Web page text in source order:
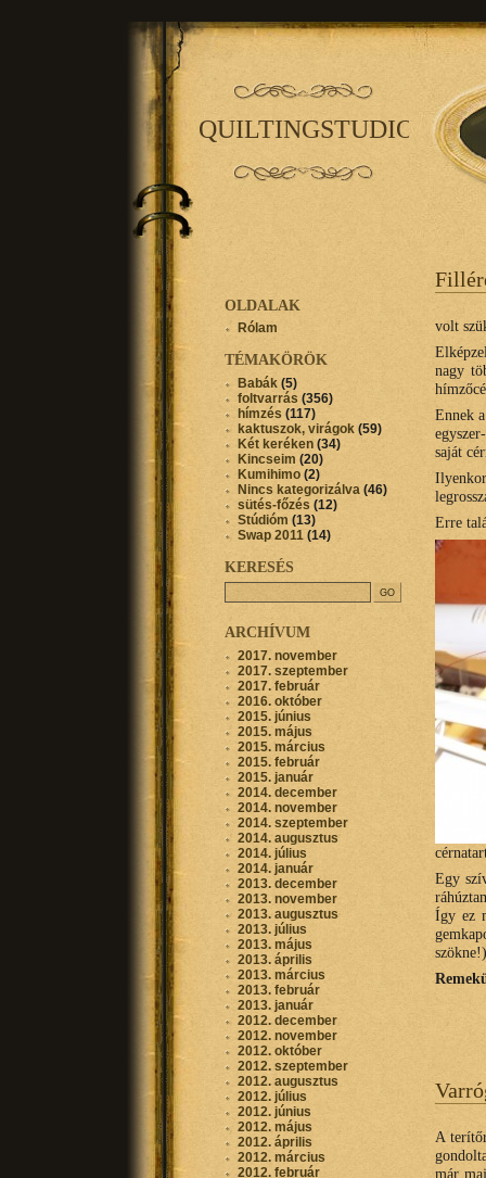
QUILTINGSTUDIO
volt
nagy
Ennek
saját
Erre
Egy
Így ez
szökne!)
A
már
OLDALAK
Rólam
TÉMAKÖRÖK
Babák (5)
foltvarrás (356)
hímzés (117)
kaktuszok, virágok (59)
Két keréken (34)
Kincseim (20)
Kumihimo (2)
Nincs kategorizálva (46)
sütés-főzés (12)
Stúdióm (13)
Swap 2011 (14)
KERESÉS
ARCHÍVUM
2017. november
2017. szeptember
2017. február
2016. október
2015. június
2015. május
2015. március
2015. február
2015. január
2014. december
2014. november
2014. szeptember
2014. augusztus
2014. július
2014. január
2013. december
2013. november
2013. augusztus
2013. július
2013. május
2013. április
2013. március
2013. február
2013. január
2012. december
2012. november
2012. október
2012. szeptember
2012. augusztus
2012. július
2012. június
2012. május
2012. április
2012. március
2012. február